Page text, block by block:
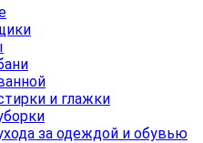
и глажки
за одеждой и обувью